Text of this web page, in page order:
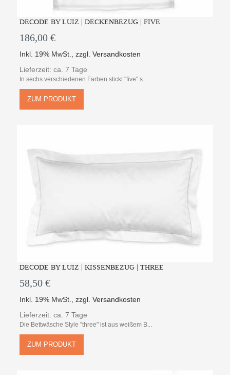
DECODE BY LUIZ | DECKENBEZUG | FIVE
186,00 €
Inkl. 19% MwSt. ,zzgl.Versandkosten
Lieferzeit: ca. 7 Tage
In sechs verschiedenen Farben stickt "five" s...
ZUM PRODUKT
DECODE BY LUIZ | KISSENBEZUG | THREE
58,50 €
Inkl. 19% MwSt. ,zzgl.Versandkosten
Lieferzeit: ca. 7 Tage
Die Bettwäsche Style "three" ist aus weißem B...
ZUM PRODUKT